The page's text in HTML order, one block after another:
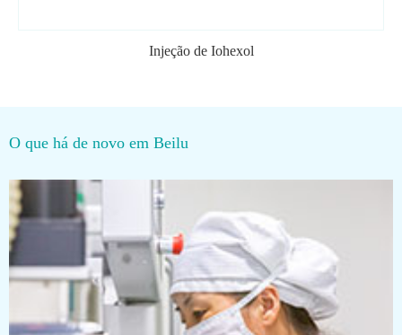
Injeção de Iohexol
O que há de novo em Beilu